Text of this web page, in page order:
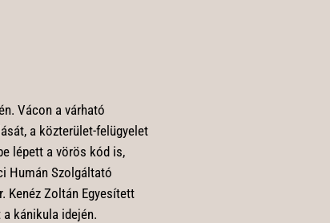
Vácon a várható
a közterület-felügyelet
lépett a vörös kód is,
Humán Szolgáltató
Kenéz Zoltán Egyesített
kánikula idején.